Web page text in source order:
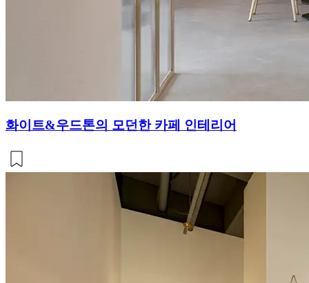
화이트&우드톤의 모던한 카페 인테리어